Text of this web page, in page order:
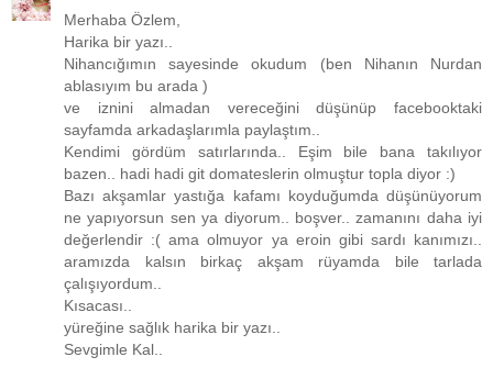
Merhaba Özlem,
Harika bir yazı..
Nihancığımın sayesinde okudum (ben Nihanın Nurdan
ablasıyım bu arada )
ve iznini almadan vereceğini düşünüp facebooktaki
sayfamda arkadaşlarımla paylaştım..
Kendimi gördüm satırlarında.. Eşim bile bana takılıyor
bazen.. hadi hadi git domateslerin olmuştur topla diyor :)
Bazı akşamlar yastığa kafamı koyduğumda düşünüyorum
ne yapıyorsun sen ya diyorum.. boşver.. zamanını daha iyi
değerlendir :( ama olmuyor ya eroin gibi sardı kanımızı..
aramızda kalsın birkaç akşam rüyamda bile tarlada
çalışıyordum..
Kısacası..
yüreğine sağlık harika bir yazı..
Sevgimle Kal..